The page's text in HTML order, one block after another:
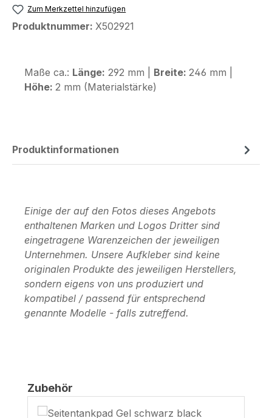
Zum Merkzettel hinzufügen
Produktnummer: X502921
Maße ca.: Länge: 292 mm | Breite: 246 mm |
Höhe: 2 mm (Materialstärke)
Produktinformationen
Einige der auf den Fotos dieses Angebots
enthaltenen Marken und Logos Dritter sind
eingetragene Warenzeichen der jeweiligen
Unternehmen. Unsere Aufkleber sind keine
originalen Produkte des jeweiligen Herstellers,
sondern eigens von uns produziert und
kompatibel / passend für entsprechend
genannte Modelle - falls zutreffend.
Produktgalerie überspringen
Zubehör